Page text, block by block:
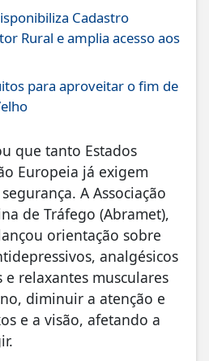
Cadastro
Rural e amplia acesso aos
para aproveitar o fim de
que tanto Estados
Europeia já exigem
A Associação
de Tráfego (Abramet),
orientação sobre
analgésicos
relaxantes musculares
diminuir a atenção e
e a visão, afetando a